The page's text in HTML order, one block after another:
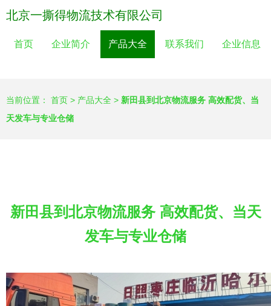
北京一撕得物流技术有限公司
首页 企业简介 产品大全 联系我们 企业信息
当前位置： 首页 > 产品大全 > 新田县到北京物流服务 高效配货、当
天发车与专业仓储
新田县到北京物流服务 高效配货、当天
发车与专业仓储